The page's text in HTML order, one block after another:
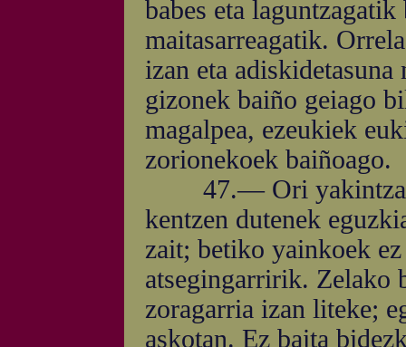
babes eta
maitasarreagatik.
izan eta
gizonek baiño geiago
magalpea, ezeukiek
zorionekoek baiñoago.
47.— Ori yakintza
kentzen dutenek
zait; betiko yainkoek
atsegingarririk. Zelako
zoragarria izan liteke;
askotan. Ez baita